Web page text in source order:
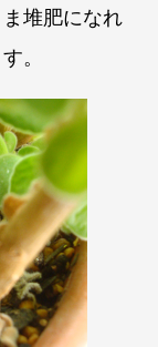
堆肥になれ
。